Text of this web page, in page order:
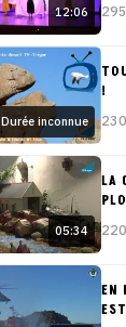
12:06
Durée inconnue
!
05:34
LA
EN